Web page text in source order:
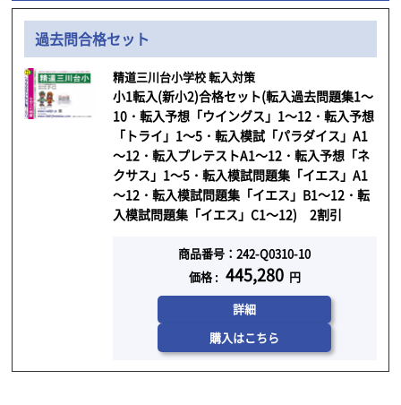
過去問合格セット
精道三川台小学校 転入対策
小1転入(新小2)合格セット(転入過去問題集1～
10・転入予想「ウイングス」1～12・転入予想
「トライ」1～5・転入模試「パラダイス」A1
～12・転入プレテストA1～12・転入予想「ネ
クサス」1～5・転入模試問題集「イエス」A1
～12・転入模試問題集「イエス」B1～12・転
入模試問題集「イエス」C1～12) 2割引
商品番号：242-Q0310-10
価格 : 445,280 円
詳細
購入はこちら